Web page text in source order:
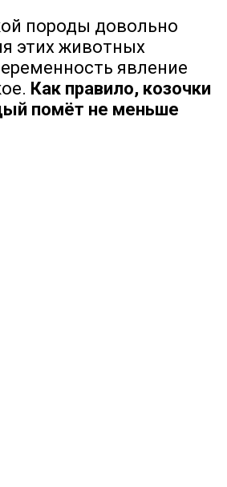
породы довольно
этих животных
явление
Как правило, козочки
помёт не меньше